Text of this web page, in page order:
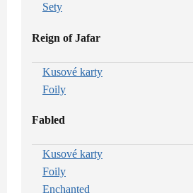
Sety
Reign of Jafar
Kusové karty
Foily
Fabled
Kusové karty
Foily
Enchanted